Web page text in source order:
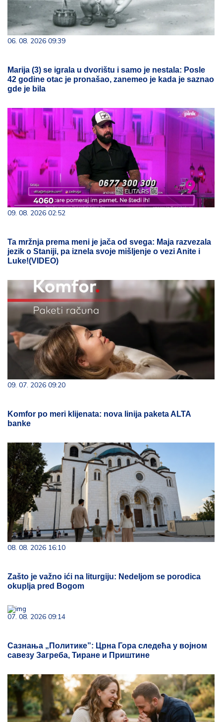
06. 08. 2026 09:39
Marija (3) se igrala u dvorištu i samo je nestala: Posle
42 godine otac je pronašao, zanemeo je kada je saznao
gde je bila
09. 08. 2026 02:52
Ta mržnja prema meni je jača od svega: Maja razvezala
jezik o Staniji, pa iznela svoje mišljenje o vezi Anite i
Luke!(VIDEO)
09. 07. 2026 09:20
Komfor po meri klijenata: nova linija paketa ALTA
banke
08. 08. 2026 16:10
Zašto je važno ići na liturgiju: Nedeljom se porodica
okuplja pred Bogom
07. 08. 2026 09:14
Сазнања „Политике”: Црна Гора следећа у војном
савезу Загреба, Тиране и Приштине